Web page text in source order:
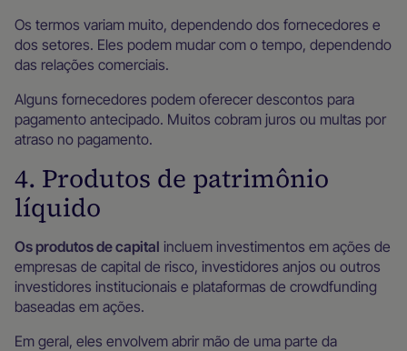
Os termos variam muito, dependendo dos fornecedores e
dos setores. Eles podem mudar com o tempo, dependendo
das relações comerciais.
Alguns fornecedores podem oferecer descontos para
pagamento antecipado. Muitos cobram juros ou multas por
atraso no pagamento.
4. Produtos de patrimônio
líquido
Os produtos de capital incluem investimentos em ações de
empresas de capital de risco, investidores anjos ou outros
investidores institucionais e plataformas de crowdfunding
baseadas em ações.
Em geral, eles envolvem abrir mão de uma parte da